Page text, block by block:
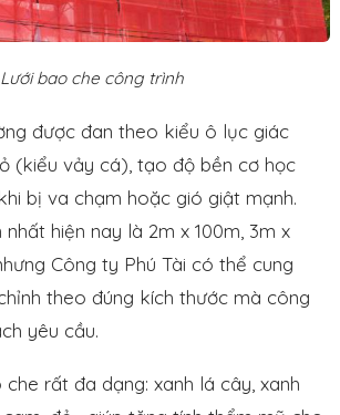
Lưới bao che công trình
được đan theo kiểu ô lục giác
(kiểu vảy cá), tạo độ bền cơ học
bị va chạm hoặc gió giật mạnh.
hiện nay là 2m x 100m, 3m x
Công ty Phú Tài có thể cung
theo đúng kích thước mà công
yêu cầu.
rất đa dạng: xanh lá cây, xanh